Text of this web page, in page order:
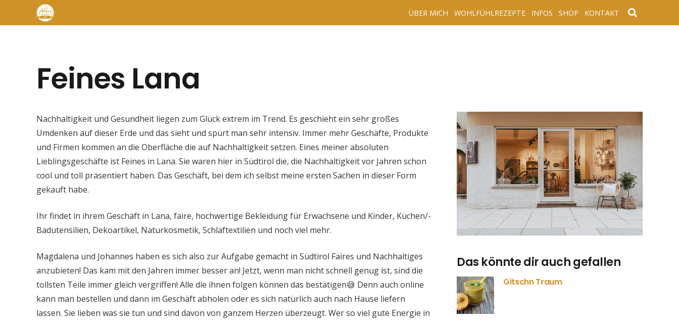
ÜBER MICH WOHLFÜHLREZEPTE INFOS SHOP KONTAKT
Feines Lana
Nachhaltigkeit und Gesundheit liegen zum Glück extrem im Trend. Es geschieht ein sehr großes
Umdenken auf dieser Erde und das sieht und spürt man sehr intensiv. Immer mehr Geschäfte, Produkte
und Firmen kommen an die Oberfläche die auf Nachhaltigkeit setzen. Eines meiner absoluten
Lieblingsgeschäfte ist Feines in Lana. Sie waren hier in Südtirol die, die Nachhaltigkeit vor Jahren schon
cool und toll präsentiert haben. Das Geschäft, bei dem ich selbst meine ersten Sachen in dieser Form
gekauft habe.
Ihr findet in ihrem Geschäft in Lana, faire, hochwertige Bekleidung für Erwachsene und Kinder, Küchen/-
Badutensilien, Dekoartikel, Naturkosmetik, Schlaftextilien und noch viel mehr.
Magdalena und Johannes haben es sich also zur Aufgabe gemacht in Südtirol Faires und Nachhaltiges
anzubieten! Das kam mit den Jahren immer besser an! Jetzt, wenn man nicht schnell genug ist, sind die
tollsten Teile immer gleich vergriffen! Alle die ihnen folgen können das bestätigen😅 Denn auch online
kann man bestellen und dann im Geschäft abholen oder es sich natürlich auch nach Hause liefern
lassen. Sie lieben was sie tun und sind davon von ganzem Herzen überzeugt. Wer so viel gute Energie in
Das könnte dir auch gefallen
Gitschn Traum